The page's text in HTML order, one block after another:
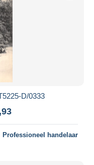
D/0333
Professioneel handelaar